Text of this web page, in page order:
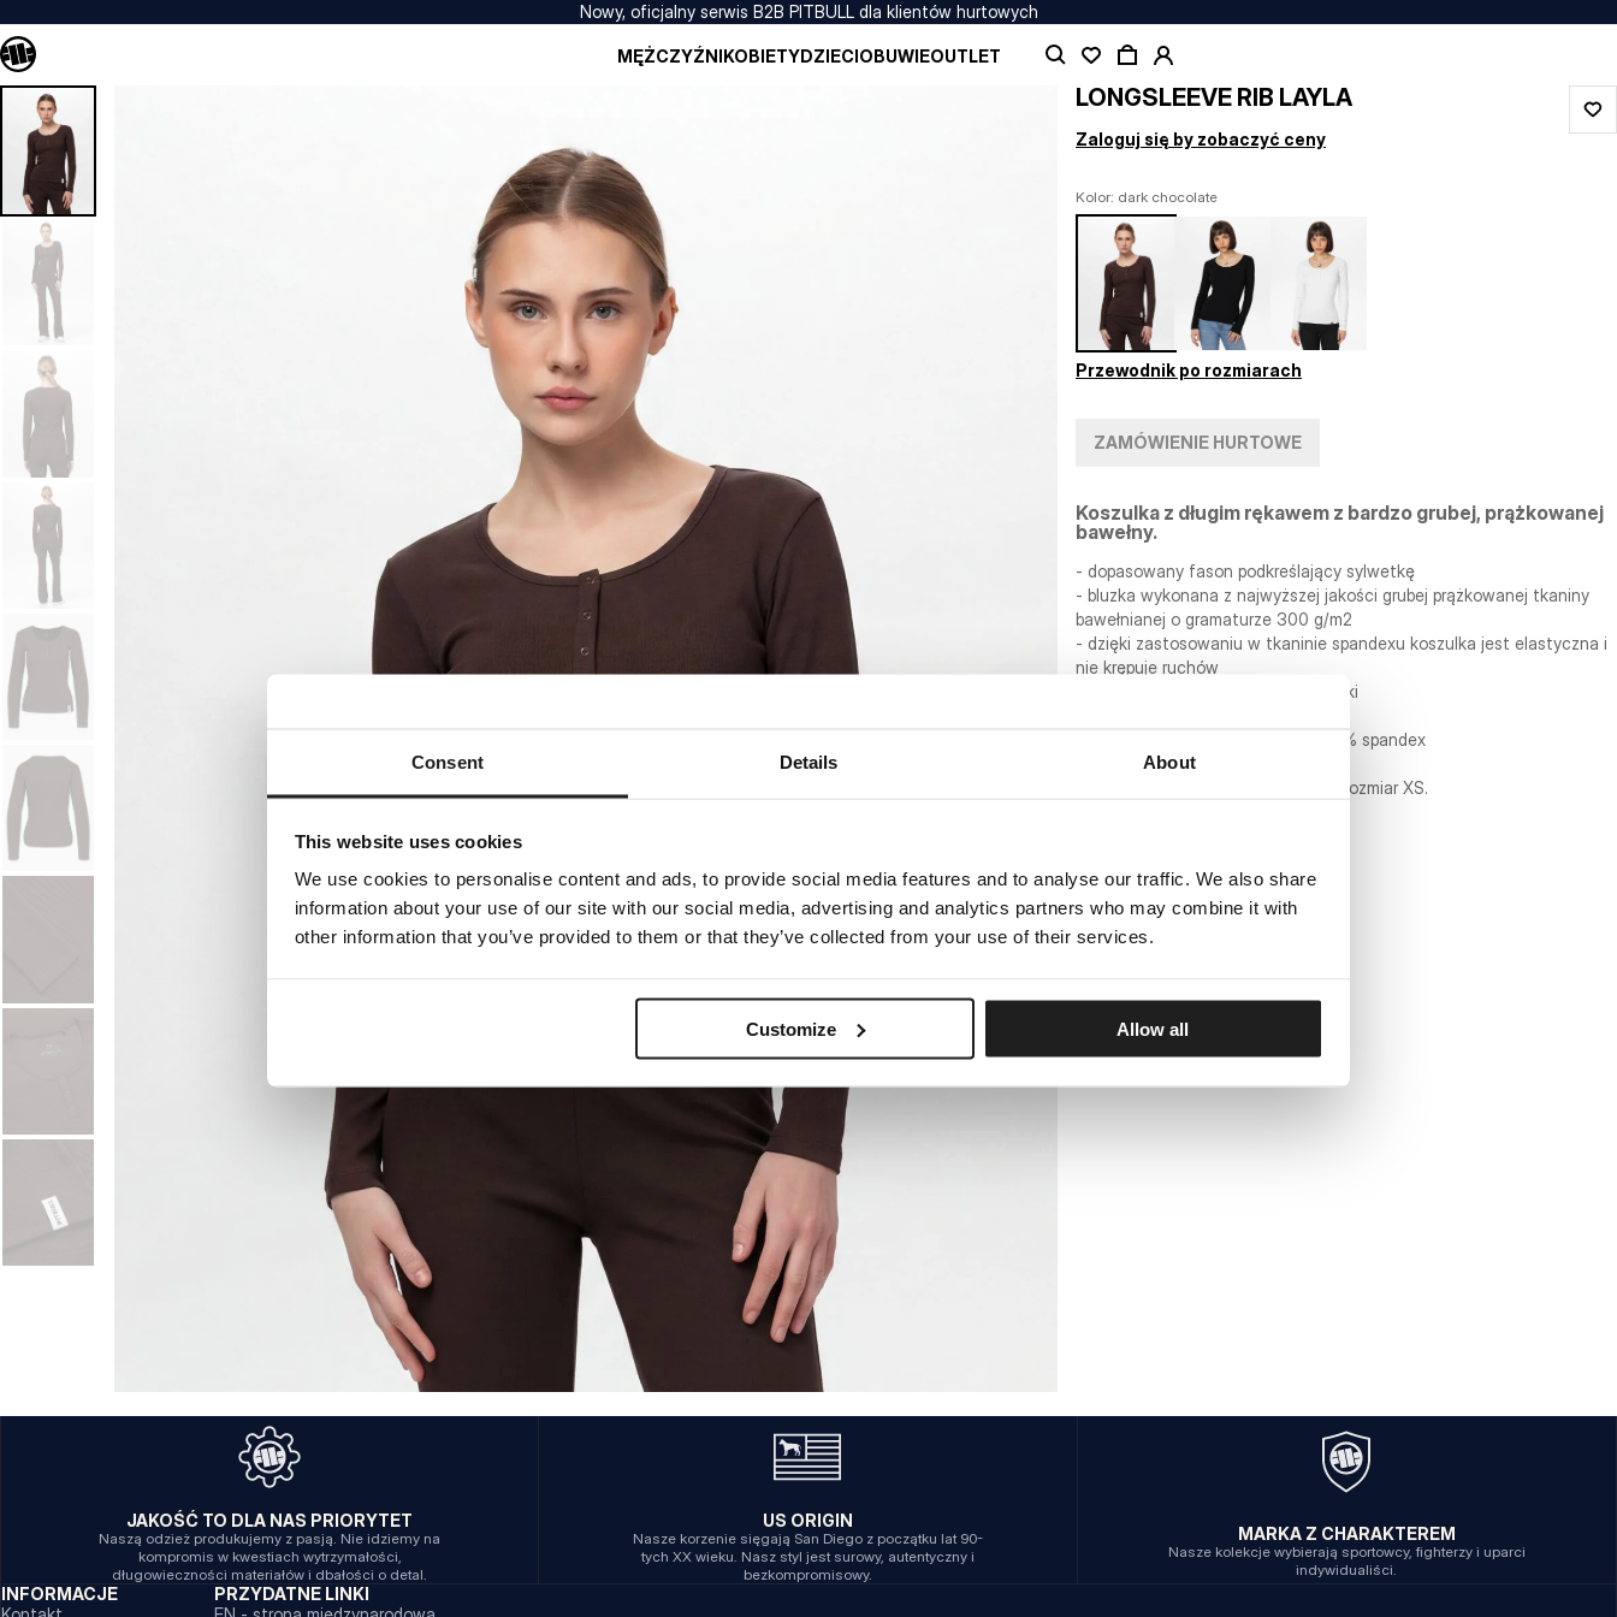
Consent Details About
This website uses cookies
We use cookies to personalise content and ads, to provide social media features and to analyse our traffic. We also share
information about your use of our site with our social media, advertising and analytics partners who may combine it with
other information that you’ve provided to them or that they’ve collected from your use of their services.
Customize Allow all
Nowy, oficjalny serwis B2B PITBULL dla klientów hurtowych
MĘŻCZYŹNIKOBIETYDZIECIOBUWIEOUTLET
LONGSLEEVE RIB LAYLA
Zaloguj się by zobaczyć ceny
Kolor: dark chocolate
Przewodnik po rozmiarach
ZAMÓWIENIE HURTOWE
Koszulka z długim rękawem z bardzo grubej, prążkowanej
bawełny.
- dopasowany fason podkreślający sylwetkę
- bluzka wykonana z najwyższej jakości grubej prążkowanej tkaniny
bawełnianej o gramaturze 300 g/m2
- dzięki zastosowaniu w tkaninie spandexu koszulka jest elastyczna i
nie krępuje ruchów
- dekolt zapinany na cztery zatrzaski
- skład materiału: 95% bawełna / 5% spandex
Modelka ma 175 cm wzrostu i nosi rozmiar XS.
JAKOŚĆ TO DLA NAS PRIORYTET
Naszą odzież produkujemy z pasją. Nie idziemy na
kompromis w kwestiach wytrzymałości,
długowieczności materiałów i dbałości o detal.
US ORIGIN
Nasze korzenie sięgają San Diego z początku lat 90-
tych XX wieku. Nasz styl jest surowy, autentyczny i
bezkompromisowy.
MARKA Z CHARAKTEREM
Nasze kolekcje wybierają sportowcy, fighterzy i uparci
indywidualiści.
INFORMACJE
PRZYDATNE LINKI